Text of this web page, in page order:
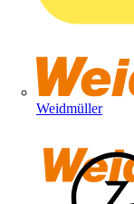
Weidmüller